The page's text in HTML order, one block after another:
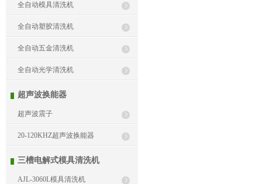
全自动模具清洗机
全自动塑胶清洗机
全自动五金清洗机
全自动光学清洗机
超声波换能器
超声波震子
20-120KHZ超声波换能器
三槽电解式模具清洗机
AJL-3060L模具清洗机